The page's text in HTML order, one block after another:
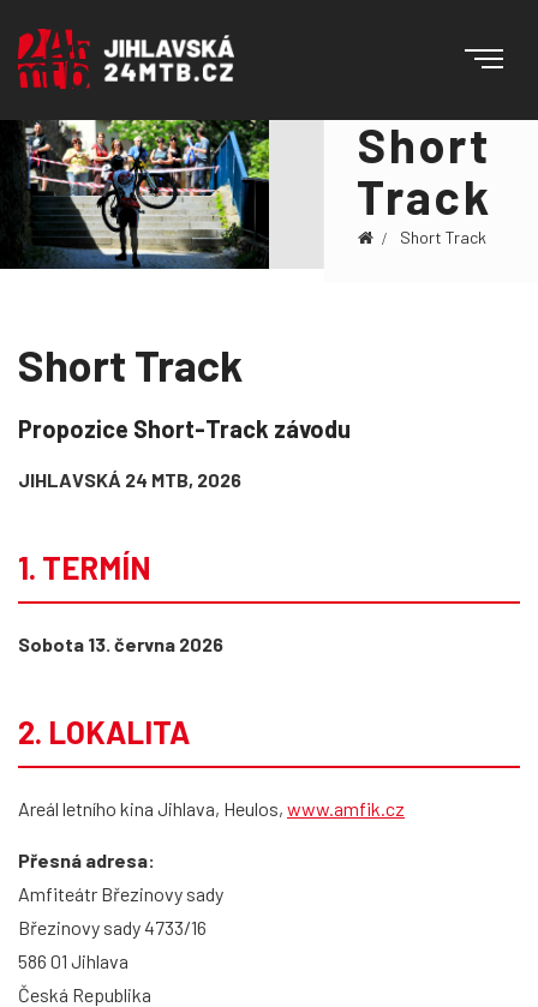
Short
Track
Short Track
Short Track
Propozice Short-Track závodu
JIHLAVSKÁ 24 MTB, 2026
1. TERMÍN
Sobota 13. června 2026
2. LOKALITA
Areál letního kina Jihlava, Heulos, www.amfik.cz
Přesná adresa:
Amfiteátr Březinovy sady
Březinovy sady 4733/16
586 01 Jihlava
Česká Republika